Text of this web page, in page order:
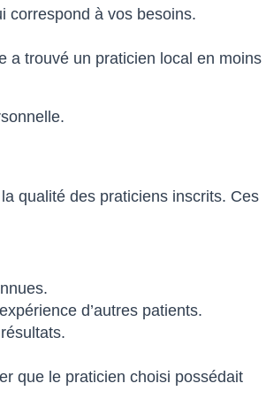
correspond à vos besoins.
a trouvé un praticien local en moins
qualité des praticiens inscrits. Ces
d’autres patients.
que le praticien choisi possédait